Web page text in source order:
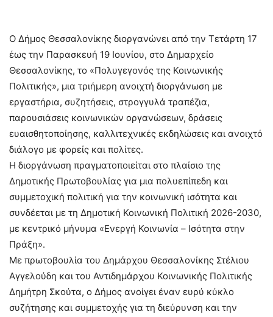
Ο Δήμος Θεσσαλονίκης διοργανώνει από την Τετάρτη 17
έως την Παρασκευή 19 Ιουνίου, στο Δημαρχείο
Θεσσαλονίκης, το «Πολυγεγονός της Κοινωνικής
Πολιτικής», μια τριήμερη ανοιχτή διοργάνωση με
εργαστήρια, συζητήσεις, στρογγυλά τραπέζια,
παρουσιάσεις κοινωνικών οργανώσεων, δράσεις
ευαισθητοποίησης, καλλιτεχνικές εκδηλώσεις και ανοιχτό
διάλογο με φορείς και πολίτες.
Η διοργάνωση πραγματοποιείται στο πλαίσιο της
Δημοτικής Πρωτοβουλίας για μια πολυεπίπεδη και
συμμετοχική πολιτική για την κοινωνική ισότητα και
συνδέεται με τη Δημοτική Κοινωνική Πολιτική 2026-2030,
με κεντρικό μήνυμα «Ενεργή Κοινωνία – Ισότητα στην
Πράξη».
Με πρωτοβουλία του Δημάρχου Θεσσαλονίκης Στέλιου
Αγγελούδη και του Αντιδημάρχου Κοινωνικής Πολιτικής
Δημήτρη Σκούτα, ο Δήμος ανοίγει έναν ευρύ κύκλο
συζήτησης και συμμετοχής για τη διεύρυνση και την